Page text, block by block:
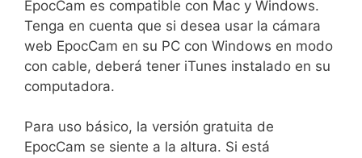
EpocCam es compatible con Mac y Windows.
Tenga en cuenta que si desea usar la cámara
web EpocCam en su PC con Windows en modo
con cable, deberá tener iTunes instalado en su
computadora.
Para uso básico, la versión gratuita de
EpocCam se siente a la altura. Si está